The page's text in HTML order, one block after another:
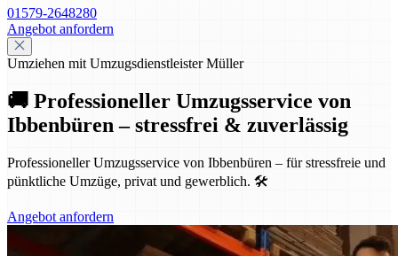
01579-2648280
Angebot anfordern
Umziehen mit Umzugsdienstleister Müller
🚚 Professioneller Umzugsservice von
Ibbenbüren – stressfrei & zuverlässig
Professioneller Umzugsservice von Ibbenbüren – für stressfreie und
pünktliche Umzüge, privat und gewerblich. 🛠️
Angebot anfordern